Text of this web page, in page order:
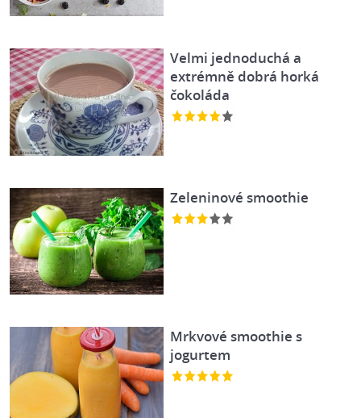
Velmi jednoduchá a
extrémně dobrá horká
čokoláda
Zeleninové smoothie
Mrkvové smoothie s
jogurtem